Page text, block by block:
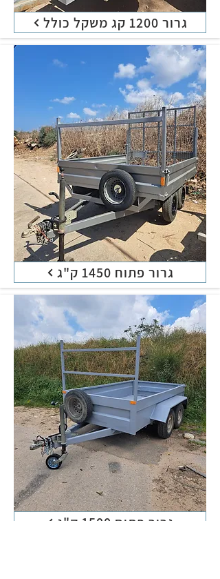
גרור 1200 קג משקל כולל
גרור פתוח 1450 ק"ג
גרור פתוח 1500 ק"ג